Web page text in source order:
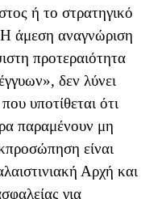
ή το στρατηγικό
άμεση αναγνώριση
προτεραιότητα
δεν λύνει
υποτίθεται ότι
παραμένουν μη
είναι
Αρχή και
για